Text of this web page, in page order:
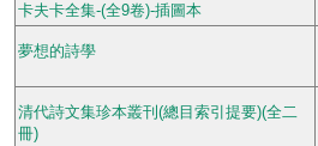
卡夫卡全集-(全9卷)-插圖本
夢想的詩學
清代詩文集珍本叢刊(總目索引提要)(全二
冊)